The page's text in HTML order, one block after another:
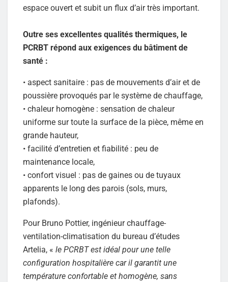
espace ouvert et subit un flux d’air très important.
Outre ses excellentes qualités thermiques, le
PCRBT répond aux exigences du bâtiment de
santé :
• aspect sanitaire : pas de mouvements d’air et de
poussière provoqués par le système de chauffage,
• chaleur homogène : sensation de chaleur
uniforme sur toute la surface de la pièce, même en
grande hauteur,
• facilité d’entretien et fiabilité : peu de
maintenance locale,
• confort visuel : pas de gaines ou de tuyaux
apparents le long des parois (sols, murs,
plafonds).
Pour Bruno Pottier, ingénieur chauffage-
ventilation-climatisation du bureau d’études
Artelia, « le PCRBT est idéal pour une telle
configuration hospitalière car il garantit une
température confortable et homogène, sans